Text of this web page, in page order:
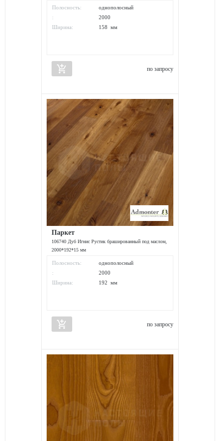
Полосность:
однополосный
:
2000
Ширина:
158 мм
add_shopping_cart по запросу
Паркет
106740 Дуб Игнис Рустик брашированный под маслом,
2000*192*15 мм
Полосность:
однополосный
:
2000
Ширина:
192 мм
add_shopping_cart по запросу